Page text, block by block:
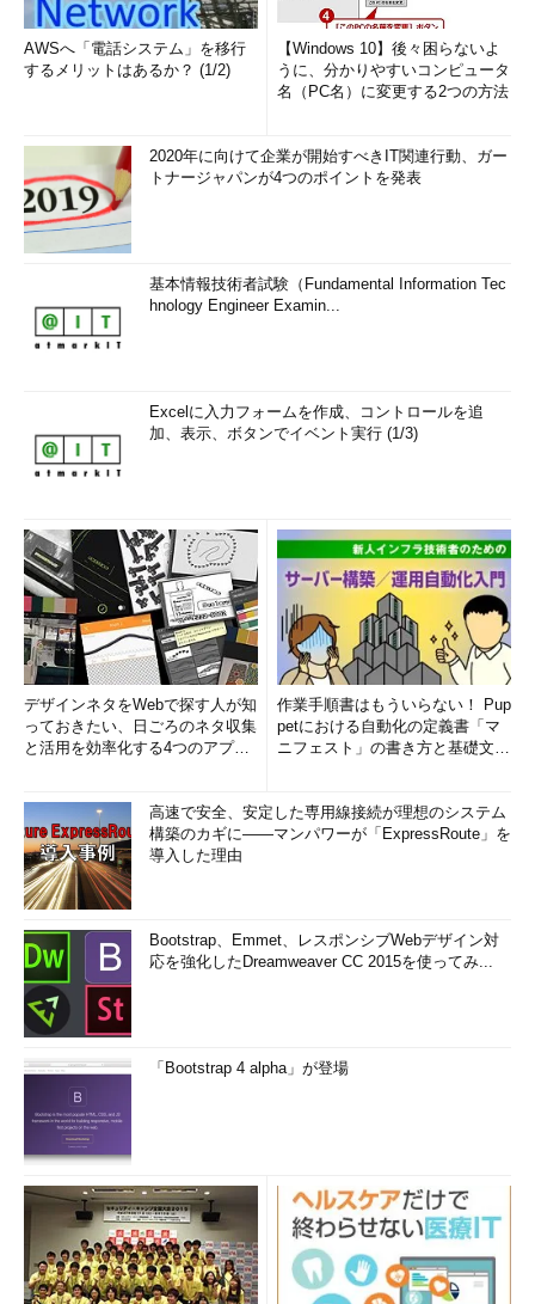
AWSへ「電話システム」を移行
するメリットはあるか？ (1/2)
【Windows 10】後々困らないよ
うに、分かりやすいコンピュータ
名（PC名）に変更する2つの方法
2020年に向けて企業が開始すべきIT関連行動、ガー
トナージャパンが4つのポイントを発表
基本情報技術者試験（Fundamental Information Tec
hnology Engineer Examin...
Excelに入力フォームを作成、コントロールを追
加、表示、ボタンでイベント実行 (1/3)
デザインネタをWebで探す人が知
っておきたい、日ごろのネタ収集
と活用を効率化する4つのアプリ
作業手順書はもういらない！ Pup
petにおける自動化の定義書「マ
ニフェスト」の書き方と基礎文法
高速で安全、安定した専用線接続が理想のシステム
構築のカギに――マンパワーが「ExpressRoute」を
導入した理由
Bootstrap、Emmet、レスポンシブWebデザイン対
応を強化したDreamweaver CC 2015を使ってみ...
「Bootstrap 4 alpha」が登場